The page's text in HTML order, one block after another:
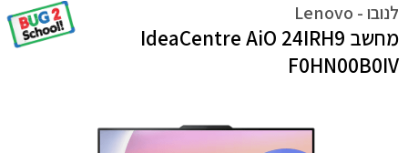
לנובו - Lenovo
מחשב IdeaCentre AiO 24IRH9
F0HN00B0IV